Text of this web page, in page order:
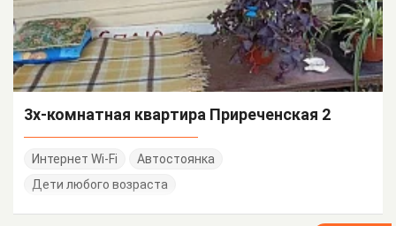
3х-комнатная квартира Приреченская 2
Интернет Wi-Fi
Автостоянка
Дети любого возраста